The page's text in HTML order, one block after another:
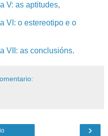
V: as aptitudes,
VI: o estereotipo e o
VII: as conclusións.
›